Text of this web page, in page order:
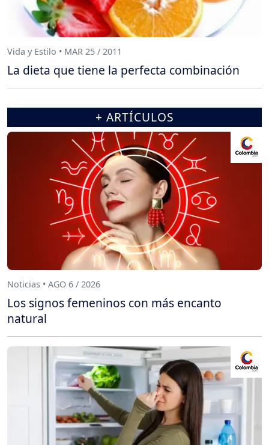
Vida y Estilo • MAR 25 / 2011
La dieta que tiene la perfecta combinación
+ ARTÍCULOS
Noticias • AGO 6 / 2026
Los signos femeninos con más encanto
natural